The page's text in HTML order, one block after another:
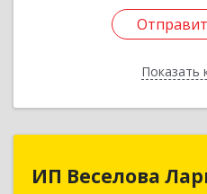
Показать
ИП Веселова